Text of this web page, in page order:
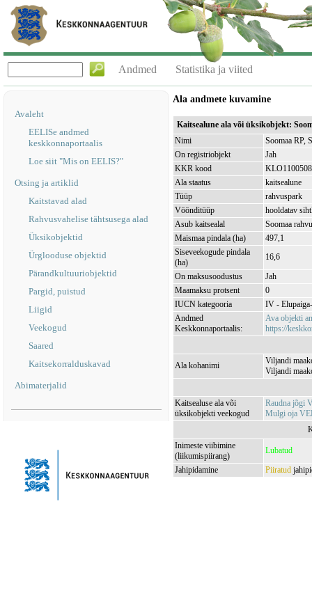
Andmed Statistika ja viited
Avaleht
EELISe andmed
keskkonnaportaalis
Loe siit "Mis on EELIS?"
Otsing ja artiklid
Kaitstavad alad
Rahvusvahelise tähtsusega alad
Üksikobjektid
Ürglooduse objektid
Pärandkultuuriobjektid
Pargid, puistud
Liigid
Veekogud
Saared
Kaitsekorralduskavad
Abimaterjalid
Ala andmete kuvamine
Kaitsealune ala või üksikobjekt:
Nimi
Soomaa RP,
On registriobjekt
Jah
KKR kood
KLO1100508
Ala staatus
kaitsealune
Tüüp
rahvuspark
Vöönditüüp
hooldatav
Asub kaitsealal
Soomaa
Maismaa pindala (ha)
497,1
Siseveekogude pindala
(ha)
16,6
On maksusoodustus
Jah
Maamaksu protsent
0
IUCN kategooria
IV -
Andmed
Keskkonnaportaalis:
Ava objekti
https://
Ala kohanimi
Viljandi
Viljandi
Kaitsealuse ala või
üksikobjekti veekogud
Raudna jõgi
Mulgi oja
Inimeste viibimine
(liikumispiirang)
Lubatud
Jahipidamine
Piiratud